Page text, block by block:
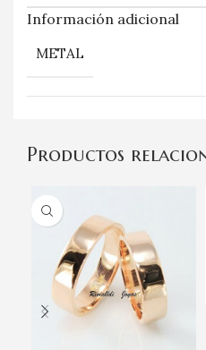
Información adicional
METAL
Productos